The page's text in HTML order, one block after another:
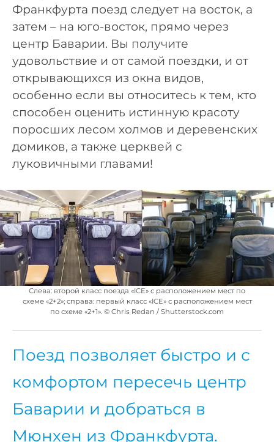
Франкфурта поезд следует на восток, а
затем – на юго-восток, прямо через
центр Баварии. Вы получите
удовольствие и от самой поездки, и от
открывающихся из окна видов,
особенно если вы относитесь к тем, кто
способен оценить истинную красоту
поросших лесом холмов и деревенских
домиков, а также церквей с
луковичными главами!
Слева: второй класс поезда «ICE» с расположением мест по
схеме «2+2»; справа: первый класс «ICE» с расположением мест
по схеме «2+1». © Chris Redan / Shutterstock.com
Поезд позволяет быстро и с
комфортом пересечь центр
Баварии и добраться в
Мюнхен из Франкфурта.